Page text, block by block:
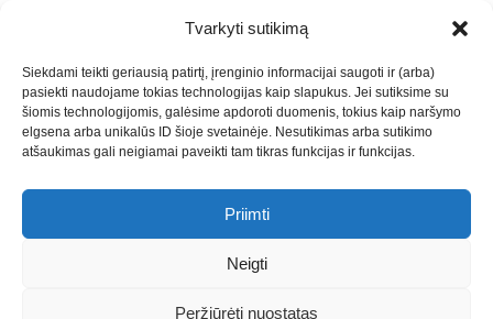
Tvarkyti sutikimą
Siekdami teikti geriausią patirtį, įrenginio informacijai saugoti ir (arba)
pasiekti naudojame tokias technologijas kaip slapukus. Jei sutiksime su
šiomis technologijomis, galėsime apdoroti duomenis, tokius kaip naršymo
elgsena arba unikalūs ID šioje svetainėje. Nesutikimas arba sutikimo
atšaukimas gali neigiamai paveikti tam tikras funkcijas ir funkcijas.
Priimti
Neigti
Peržiūrėti nuostatas
PASLAUGOS. SEO tekstų rašymas, turinio kūrimas,
straipsnių rašymas ir talpinimas į mūsų valdomas
svetaines.2026Armijai.LTTheme: Express News ByAdore
Themes.
Marketingo agentūra -Teisinės
-Saulius Narbutas